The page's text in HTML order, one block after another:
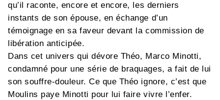
qu’il raconte, encore et encore, les derniers
instants de son épouse, en échange d’un
témoignage en sa faveur devant la commission de
libération anticipée.
Dans cet univers qui dévore Théo, Marco Minotti,
condamné pour une série de braquages, a fait de lui
son souffre-douleur. Ce que Théo ignore, c’est que
Moulins paye Minotti pour lui faire vivre l’enfer.